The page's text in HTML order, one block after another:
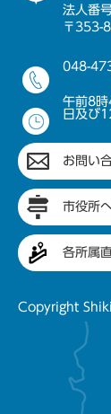
法人番
〒353-
048-
午前8時
日及び
お問い
市役所
各所属
Copyright